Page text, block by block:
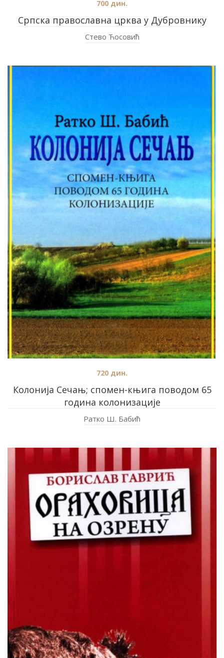
Српска православна црква у Дубровнику
700 дин.
Стево Ћосовић
Колонија Сечањ; спомен-књига поводом 65
година колонизације
720 дин.
Ратко Ш. Бабић